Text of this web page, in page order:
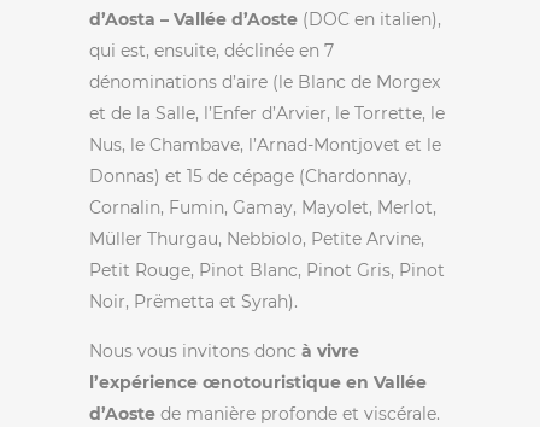
d’Aosta – Vallée d’Aoste (DOC en italien),
qui est, ensuite, déclinée en 7
dénominations d’aire (le Blanc de Morgex
et de la Salle, l’Enfer d’Arvier, le Torrette, le
Nus, le Chambave, l’Arnad-Montjovet et le
Donnas) et 15 de cépage (Chardonnay,
Cornalin, Fumin, Gamay, Mayolet, Merlot,
Müller Thurgau, Nebbiolo, Petite Arvine,
Petit Rouge, Pinot Blanc, Pinot Gris, Pinot
Noir, Prëmetta et Syrah).
Nous vous invitons donc à vivre
l’expérience œnotouristique en Vallée
d’Aoste de manière profonde et viscérale.